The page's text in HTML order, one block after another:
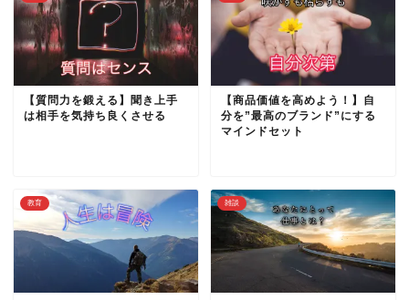
【質問力を鍛える】聞き上手
は相手を気持ち良くさせる
【商品価値を高めよう！】自
分を”最高のブランド”にする
マインドセット
教育 雑談